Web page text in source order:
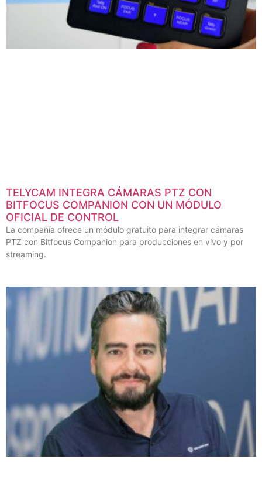
TELYCAM INTEGRA CÁMARAS PTZ CON
BITFOCUS COMPANION CON UN MÓDULO
OFICIAL DE CONTROL
La compañía ofrece un módulo gratuito para integrar cámaras
PTZ con Bitfocus Companion para producciones en vivo y por
streaming.